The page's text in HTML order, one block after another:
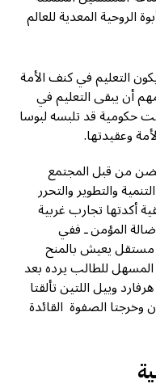
الروحية المعدية للعالم
التعليم في كنف الأمة
أن يبقى التعليم في
حكومية قد تلبسه لبوسا
وعقيدتها.
من قبل المجتمع
والتطوير والتحرر
أكدتها تجارب غربية
المؤمن ـ ففي
حر مستقل يعيش بالمنح
للطالب يرده بعد
وييل اللتين تألقتا
وخرجتا الصفوة القائدة